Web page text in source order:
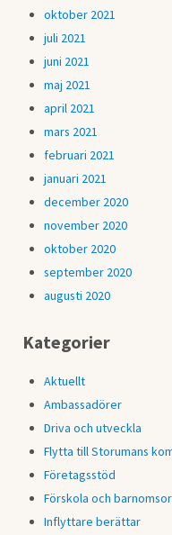
oktober 2021
juli 2021
juni 2021
maj 2021
april 2021
mars 2021
februari 2021
januari 2021
december 2020
november 2020
oktober 2020
september 2020
augusti 2020
Kategorier
Aktuellt
Ambassadörer
Driva och utveckla
Flytta till Storumans
Företagsstöd
Förskola och
Inflyttare berättar